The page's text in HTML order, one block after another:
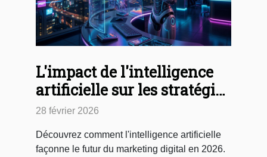
L'impact de l'intelligence
artificielle sur les stratégies
de marketing digital en
2026
28 février 2026
Découvrez comment l'intelligence artificielle
façonne le futur du marketing digital en 2026.